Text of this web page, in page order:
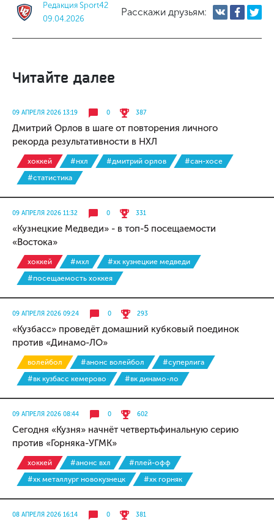
Редакция Sport42
09.04.2026
Расскажи друзьям:
Читайте далее
09 АПРЕЛЯ 2026 13:19 0 387
Дмитрий Орлов в шаге от повторения личного
рекорда результативности в НХЛ
хоккей #нхл #дмитрий орлов
#сан-хосе
#статистика
09 АПРЕЛЯ 2026 11:32 0 331
«Кузнецкие Медведи» - в топ-5 посещаемости
«Востока»
хоккей #мхл
#хк кузнецкие медведи
#посещаемость хоккея
09 АПРЕЛЯ 2026 09:24 0 293
«Кузбасс» проведёт домашний кубковый поединок
против «Динамо-ЛО»
волейбол #анонс волейбол
#суперлига
#вк кузбасс кемерово
#вк динамо-ло
09 АПРЕЛЯ 2026 08:44 0 602
Сегодня «Кузня» начнёт четвертьфинальную серию
против «Горняка-УГМК»
хоккей #анонс вхл
#плей-офф
#хк металлург новокузнецк
#хк горняк
08 АПРЕЛЯ 2026 16:14 0 381